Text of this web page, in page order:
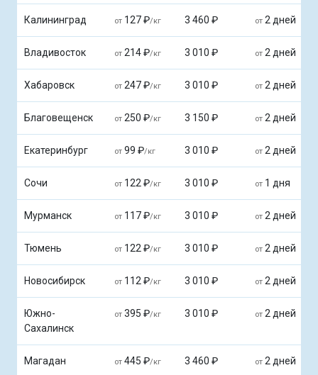
Калининград от 127 ₽/кг 3 460 ₽ от 2 дней
Владивосток от 214 ₽/кг 3 010 ₽ от 2 дней
Хабаровск от 247 ₽/кг 3 010 ₽ от 2 дней
Благовещенск от 250 ₽/кг 3 150 ₽ от 2 дней
Екатеринбург от 99 ₽/кг 3 010 ₽ от 2 дней
Сочи от 122 ₽/кг 3 010 ₽ от 1 дня
Мурманск от 117 ₽/кг 3 010 ₽ от 2 дней
Тюмень от 122 ₽/кг 3 010 ₽ от 2 дней
Новосибирск от 112 ₽/кг 3 010 ₽ от 2 дней
Южно-
Сахалинск
от 395 ₽/кг 3 010 ₽ от 2 дней
Магадан от 445 ₽/кг 3 460 ₽ от 2 дней